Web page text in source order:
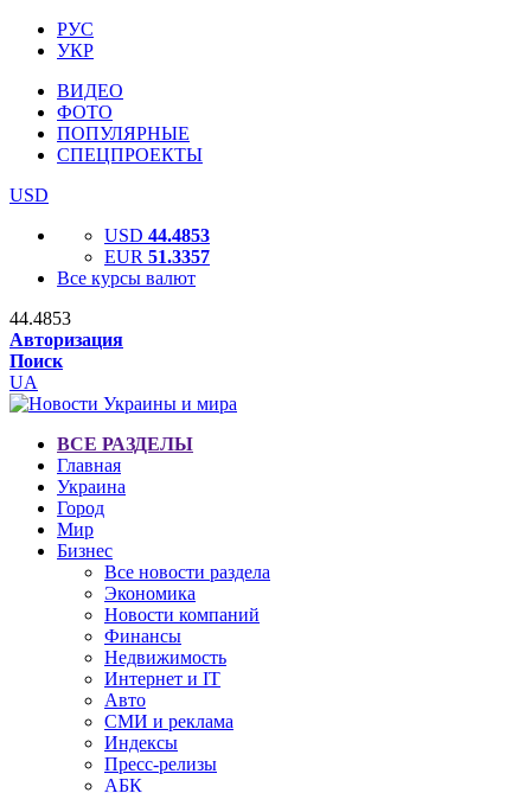
РУС
УКР
ВИДЕО
ФОТО
ПОПУЛЯРНЫЕ
СПЕЦПРОЕКТЫ
USD
USD 44.4853
EUR 51.3357
Все курсы валют
44.4853
Авторизация
Поиск
UA
ВСЕ РАЗДЕЛЫ
Главная
Украина
Город
Мир
Бизнес
Все новости раздела
Экономика
Новости компаний
Финансы
Недвижимость
Интернет и IT
Авто
СМИ и реклама
Индексы
Пресс-релизы
АБК